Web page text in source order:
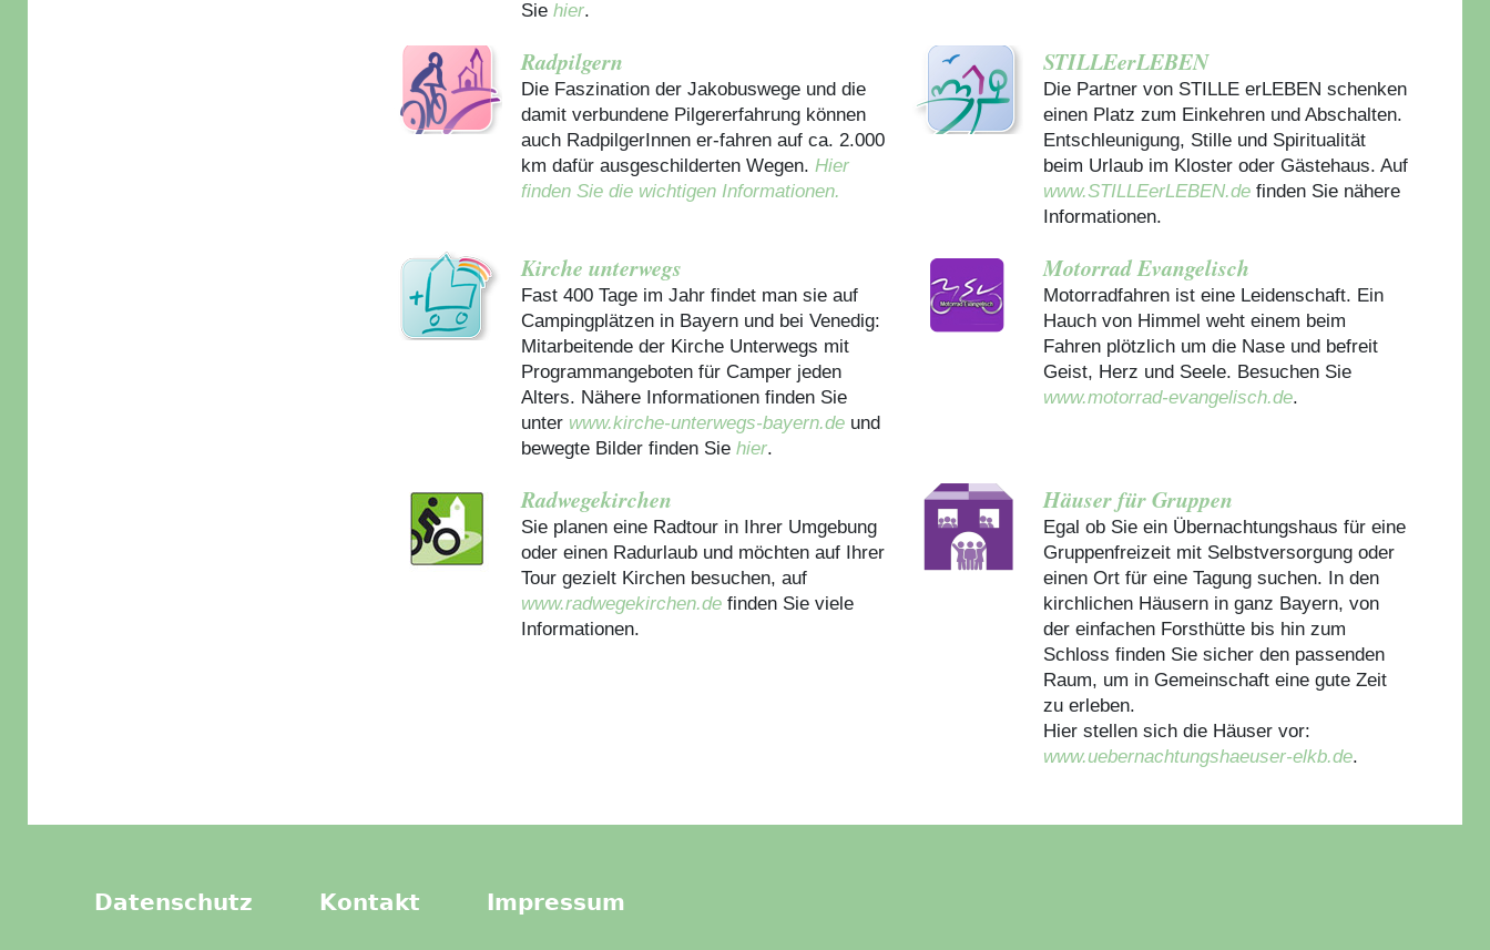
Sie hier.
Radpilgern
Die Faszination der Jakobuswege und die
damit verbundene Pilgererfahrung können
auch RadpilgerInnen er-fahren auf ca. 2.000
km dafür ausgeschilderten Wegen. Hier
finden Sie die wichtigen Informationen.
STILLEerLEBEN
Die Partner von STILLE erLEBEN schenken
einen Platz zum Einkehren und Abschalten.
Entschleunigung, Stille und Spiritualität
beim Urlaub im Kloster oder Gästehaus. Auf
www.STILLEerLEBEN.definden Sie nähere
Informationen.
Kirche unterwegs
Fast 400 Tage im Jahr findet man sie auf
Campingplätzen in Bayern und bei Venedig:
Mitarbeitende der Kirche Unterwegs mit
Programmangeboten für Camper jeden
Alters. Nähere Informationen finden Sie
unter www.kirche-unterwegs-bayern.de und
bewegte Bilder finden Sie hier.
Motorrad Evangelisch
Motorradfahren ist eine Leidenschaft. Ein
Hauch von Himmel weht einem beim
Fahren plötzlich um die Nase und befreit
Geist, Herz und Seele. Besuchen Sie
www.motorrad-evangelisch.de.
Radwegekirchen
Sie planen eine Radtour in Ihrer Umgebung
oder einen Radurlaub und möchten auf Ihrer
Tour gezielt Kirchen besuchen, auf
www.radwegekirchen.de finden Sie viele
Informationen.
Häuser für Gruppen
Egal ob Sie ein Übernachtungshaus für eine
Gruppenfreizeit mit Selbstversorgung oder
einen Ort für eine Tagung suchen. In den
kirchlichen Häusern in ganz Bayern, von
der einfachen Forsthütte bis hin zum
Schloss finden Sie sicher den passenden
Raum, um in Gemeinschaft eine gute Zeit
zu erleben.
Hier stellen sich die Häuser vor:
www.uebernachtungshaeuser-elkb.de.
Datenschutz Kontakt Impressum